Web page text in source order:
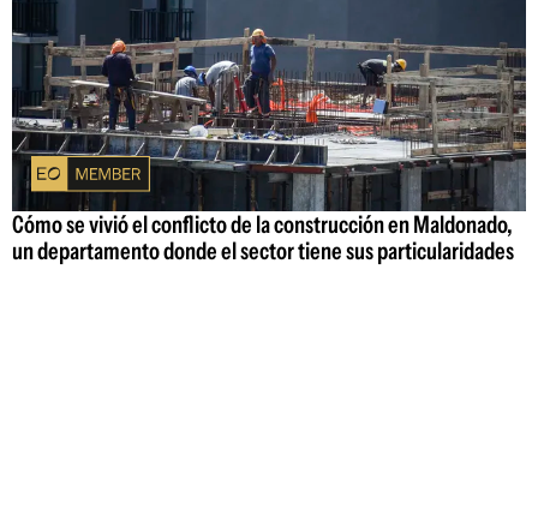
Cómo se vivió el conflicto de la construcción en Maldonado,
un departamento donde el sector tiene sus particularidades